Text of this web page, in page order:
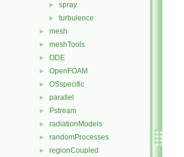
► spray
► turbulence
► mesh
► meshTools
► ODE
► OpenFOAM
► OSspecific
► parallel
► Pstream
► radiationModels
► randomProcesses
► regionCoupled